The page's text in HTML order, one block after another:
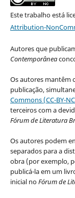
Este trabalho está
Attribution-
Autores que
Contemporânea
Os autores mantêm
publicação,
Commons (CC-BY-
terceiros com a
Fórum de Literatura
Os autores podem
separados para a
obra (por exemplo,
publicá-la em um
inicial noFórum de